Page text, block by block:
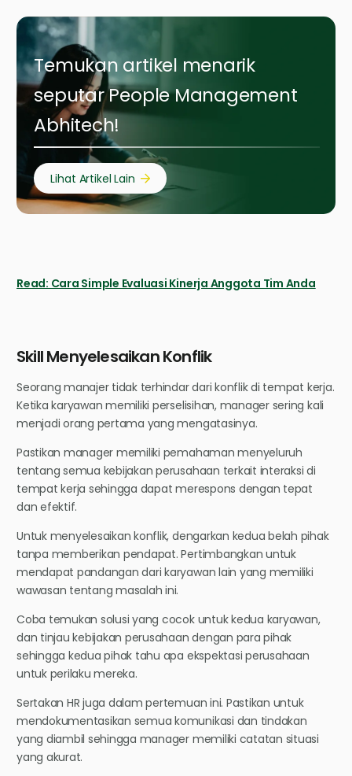
Temukan artikel menarik
seputar People Management
Abhitech!
Lihat Artikel Lain
Read: Cara Simple Evaluasi Kinerja Anggota Tim Anda
Skill Menyelesaikan Konflik
Seorang manajer tidak terhindar dari konflik di tempat kerja.
Ketika karyawan memiliki perselisihan, manager sering kali
menjadi orang pertama yang mengatasinya.
Pastikan manager memiliki pemahaman menyeluruh
tentang semua kebijakan perusahaan terkait interaksi di
tempat kerja sehingga dapat merespons dengan tepat
dan efektif.
Untuk menyelesaikan konflik, dengarkan kedua belah pihak
tanpa memberikan pendapat. Pertimbangkan untuk
mendapat pandangan dari karyawan lain yang memiliki
wawasan tentang masalah ini.
Coba temukan solusi yang cocok untuk kedua karyawan,
dan tinjau kebijakan perusahaan dengan para pihak
sehingga kedua pihak tahu apa ekspektasi perusahaan
untuk perilaku mereka.
Sertakan HR juga dalam pertemuan ini. Pastikan untuk
mendokumentasikan semua komunikasi dan tindakan
yang diambil sehingga manager memiliki catatan situasi
yang akurat.